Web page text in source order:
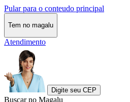
Pular para o conteudo principal
Tem no magalu
Atendimento
Digite seu CEP
Buscar no Magalu